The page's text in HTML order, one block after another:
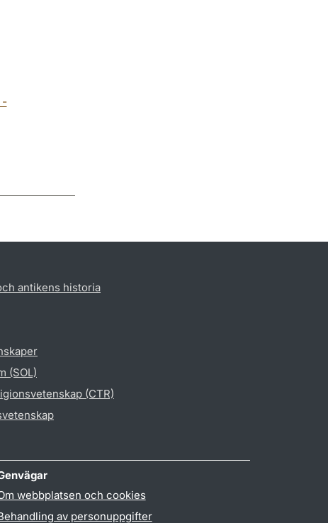
-
antikens historia
(SOL)
(CTR)
webbplatsen och cookies
av personuppgifter